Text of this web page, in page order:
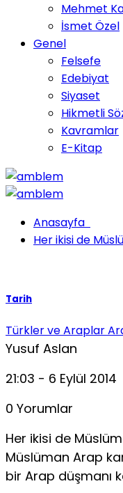
Mehmet
İsmet Özel
Genel
Felsefe
Edebiyat
Siyaset
Hikmetli
Kavramlar
E-Kitap
Anasayfa
Her ikisi de
Tarih
Türkler ve Araplar
Yusuf Aslan
21:03 - 6 Eylül 2014
0 Yorumlar
Her ikisi de
Müslüman Arap
bir Arap düşmanı